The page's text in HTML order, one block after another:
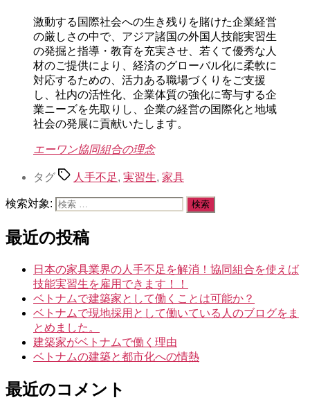
激動する国際社会への生き残りを賭けた企業経営
の厳しさの中で、アジア諸国の外国人技能実習生
の発掘と指導・教育を充実させ、若くて優秀な人
材のご提供により、経済のグローバル化に柔軟に
対応するための、活力ある職場づくりをご支援
し、社内の活性化、企業体質の強化に寄与する企
業ニーズを先取りし、企業の経営の国際化と地域
社会の発展に貢献いたします。
エーワン協同組合の理念
タグ 人手不足, 実習生, 家具
検索対象:
最近の投稿
日本の家具業界の人手不足を解消！協同組合を使えば
技能実習生を雇用できます！！
ベトナムで建築家として働くことは可能か？
ベトナムで現地採用として働いている人のブログをま
とめました。
建築家がベトナムで働く理由
ベトナムの建築と都市化への情熱
最近のコメント